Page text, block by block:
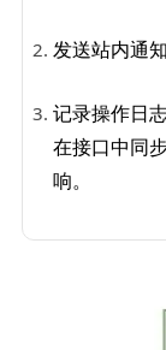
发送站内通知
记录操作日
在接口中同
响。